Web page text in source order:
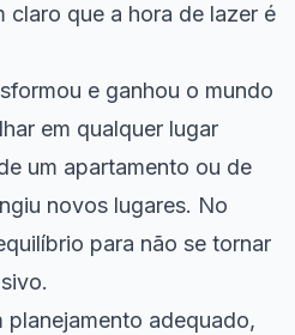
claro que a hora de lazer é
e ganhou o mundo
em qualquer lugar
um apartamento ou de
novos lugares. No
para não se tornar
planejamento adequado,